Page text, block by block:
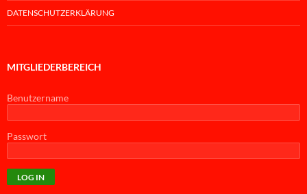
DATENSCHUTZERKLÄRUNG
MITGLIEDERBEREICH
Benutzername
Passwort